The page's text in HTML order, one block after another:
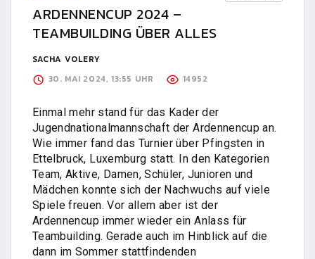
ARDENNENCUP 2024 –
TEAMBUILDING ÜBER ALLES
SACHA VOLERY
30. MAI 2024, 13:55 UHR
14952
Einmal mehr stand für das Kader der
Jugendnationalmannschaft der Ardennencup an.
Wie immer fand das Turnier über Pfingsten in
Ettelbruck, Luxemburg statt. In den Kategorien
Team, Aktive, Damen, Schüler, Junioren und
Mädchen konnte sich der Nachwuchs auf viele
Spiele freuen. Vor allem aber ist der
Ardennencup immer wieder ein Anlass für
Teambuilding. Gerade auch im Hinblick auf die
dann im Sommer stattfindenden